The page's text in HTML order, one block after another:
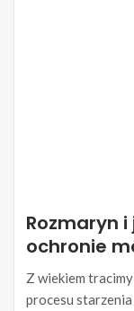
Rozmaryn
ochronie
Z wiekiem
procesu